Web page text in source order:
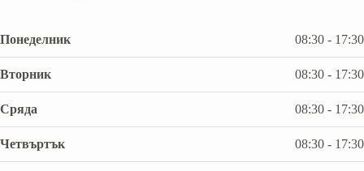
Понеделник 08:30 - 17:30
Вторник 08:30 - 17:30
Сряда 08:30 - 17:30
Четвъртък 08:30 - 17:30